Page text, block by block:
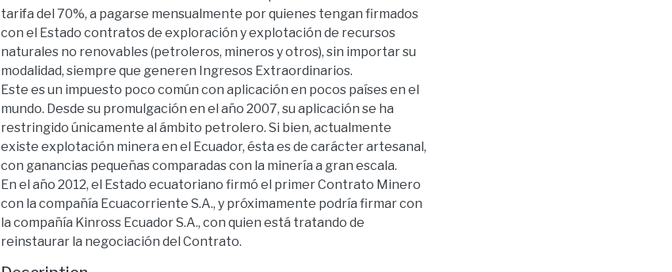
tarifa del 70%, a pagarse mensualmente por quienes tengan firmados
con el Estado contratos de exploración y explotación de recursos
naturales no renovables (petroleros, mineros y otros), sin importar su
modalidad, siempre que generen Ingresos Extraordinarios.
Este es un impuesto poco común con aplicación en pocos países en el
mundo. Desde su promulgación en el año 2007, su aplicación se ha
restringido únicamente al ámbito petrolero. Si bien, actualmente
existe explotación minera en el Ecuador, ésta es de carácter artesanal,
con ganancias pequeñas comparadas con la minería a gran escala.
En el año 2012, el Estado ecuatoriano firmó el primer Contrato Minero
con la compañía Ecuacorriente S.A., y próximamente podría firmar con
la compañía Kinross Ecuador S.A., con quien está tratando de
reinstaurar la negociación del Contrato.